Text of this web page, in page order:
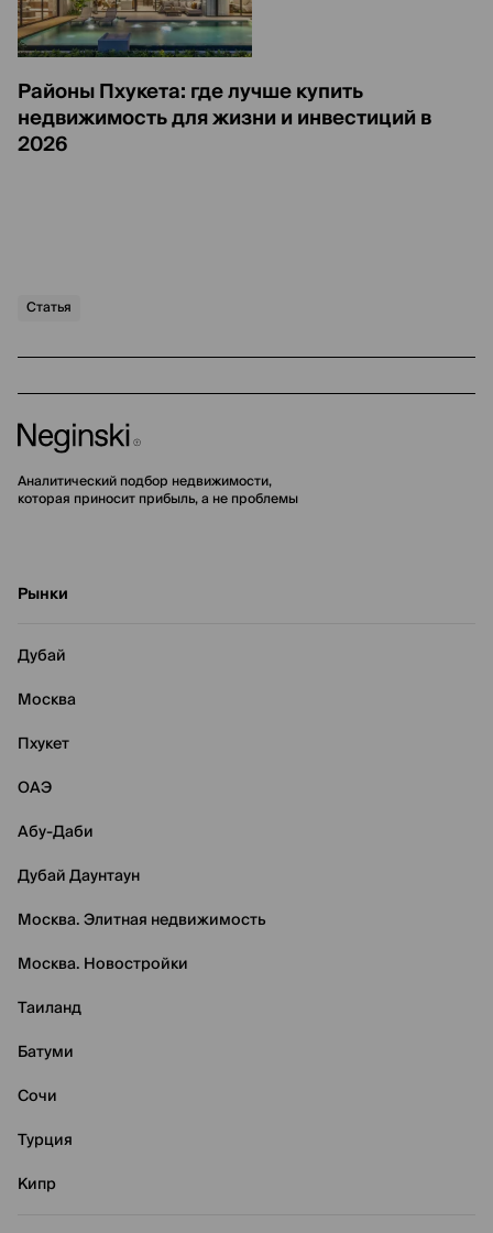
Районы Пхукета: где лучше купить
недвижимость для жизни и инвестиций в
2026
Статья
Аналитический подбор недвижимости,
которая приносит прибыль, а не проблемы
Рынки
Дубай
Москва
Пхукет
ОАЭ
Абу-Даби
Дубай Даунтаун
Москва. Элитная недвижимость
Москва. Новостройки
Таиланд
Батуми
Сочи
Турция
Кипр